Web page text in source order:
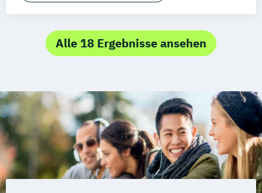
Alle 18 Ergebnisse ansehen